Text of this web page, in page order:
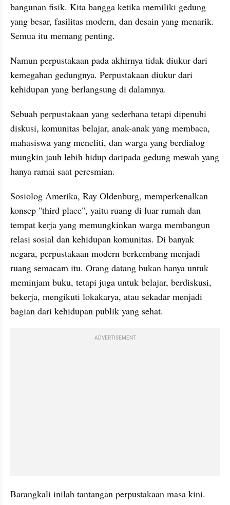
bangunan fisik. Kita bangga ketika memiliki gedung
yang besar, fasilitas modern, dan desain yang menarik.
Semua itu memang penting.
Namun perpustakaan pada akhirnya tidak diukur dari
kemegahan gedungnya. Perpustakaan diukur dari
kehidupan yang berlangsung di dalamnya.
Sebuah perpustakaan yang sederhana tetapi dipenuhi
diskusi, komunitas belajar, anak-anak yang membaca,
mahasiswa yang meneliti, dan warga yang berdialog
mungkin jauh lebih hidup daripada gedung mewah yang
hanya ramai saat peresmian.
Sosiolog Amerika, Ray Oldenburg, memperkenalkan
konsep "third place", yaitu ruang di luar rumah dan
tempat kerja yang memungkinkan warga membangun
relasi sosial dan kehidupan komunitas. Di banyak
negara, perpustakaan modern berkembang menjadi
ruang semacam itu. Orang datang bukan hanya untuk
meminjam buku, tetapi juga untuk belajar, berdiskusi,
bekerja, mengikuti lokakarya, atau sekadar menjadi
bagian dari kehidupan publik yang sehat.
ADVERTISEMENT
Barangkali inilah tantangan perpustakaan masa kini.